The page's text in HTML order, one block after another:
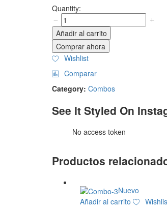
Combo-
2
quantity
Quantity:
Añadir al carrito
Comprar ahora
Wishlist
Comparar
Category: Combos
See It Styled On
No access token
Productos
Nuevo
Añadir al carrito